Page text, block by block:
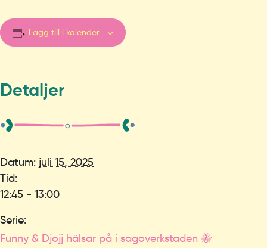
Lägg till i kalender
Detaljer
Datum: juli 15, 2025
Tid:
12:45 - 13:00
Serie:
Funny & Djojj hälsar på i sagoverkstaden 🐝